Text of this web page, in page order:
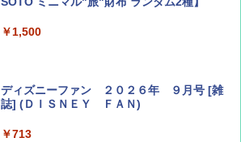
￥1,500
ディズニーファン ２０２６年 ９月号 [雑
誌] (ＤＩＳＮＥＹ ＦＡＮ)
￥713